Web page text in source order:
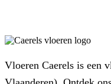
Vloeren Caerels is een